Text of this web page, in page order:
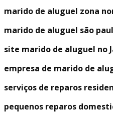
marido de aluguel zona
marido de aluguel são
site marido de aluguel no
empresa de marido de
serviços de reparos
pequenos reparos